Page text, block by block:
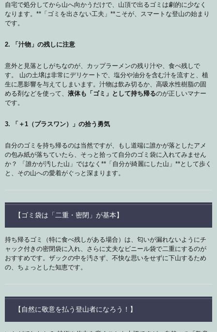
自宅で処分してから山へ向かうだけで、山頂で出るゴミは劇的に少なく
なります。**「ゴミを出さない工夫」**こそが、スマートな登山の始まり
です。
2. 「汁物」の残しに注意
意外と見落としがちなのが、カップラーメンの残り汁や、食べ残しで
す。 山の土壌は非常にデリケートで、塩分や油分を含む汁を流すと、植
生に悪影響を与えてしまいます。汁物は飲み切るか、高吸水性樹脂の固
める剤などを使って、 液体も「ゴミ」として持ち帰るのが正しいマナー
です。
3. 「＋1（プラスワン）」の拾う勇気
自分のゴミを持ち帰るのは当然ですが、もし道端に誰かが落としたアメ
の包み紙が落ちていたら、そっと拾って自分のゴミ袋に入れてみません
か？ 「誰かが汚した山」ではなく**「自分が綺麗にした山」**として歩く
と、その山への愛着がぐっと深まります。
【ゴミ袋は「二重・密閉」が基本】
持ち帰るゴミ（特に食べ残しがある場合）は、匂いが漏れないようにチ
ャック付きの密閉袋に入れ、さらに丈夫なビニール袋で二重にするのが
おすすめです。ザックの中を汚さず、不快な思いをせずに下山するため
の、ちょっとした知恵です。
【自然に敬意を払う登山者になろう！】